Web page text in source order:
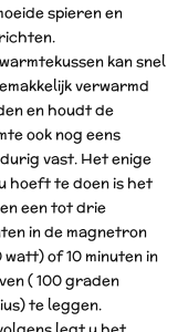
spieren en
kan snel
verwarmd
en houdt de
ook nog eens
vast. Het enige
hoeft te doen is het
een tot drie
in de magnetron
watt) of 10 minuten in
( 100 graden
te leggen.